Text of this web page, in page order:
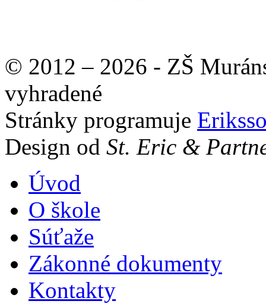
© 2012 – 2026 - ZŠ
vyhradené
Stránky programuje
Design od St. Eric &
Úvod
O škole
Súťaže
Zákonné dokumenty
Kontakty